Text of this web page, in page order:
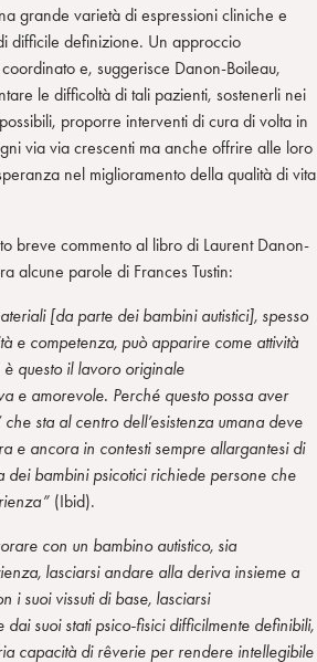
grande varietà di espressioni cliniche e
difficile definizione. Un approccio
e, suggerisce Danon-Boileau,
le difficoltà di tali pazienti, sostenerli nei
proporre interventi di cura di volta in
via via crescenti ma anche offrire alle loro
nel miglioramento della qualità di vita
breve commento al libro di Laurent Danon-
alcune parole di Frances Tustin:
[da parte dei bambini autistici], spesso
e competenza, può apparire come attività
questo il lavoro originale
e amorevole. Perché questo possa aver
che sta al centro dell’esistenza umana deve
e ancora in contesti sempre allargantesi di
dei bambini psicotici richiede persone che
(Ibid).
con un bambino autistico, sia
lasciarsi andare alla deriva insieme a
i suoi vissuti di base, lasciarsi
suoi stati psico-fisici difficilmente definibili,
capacità di rêverie per rendere intellegibile